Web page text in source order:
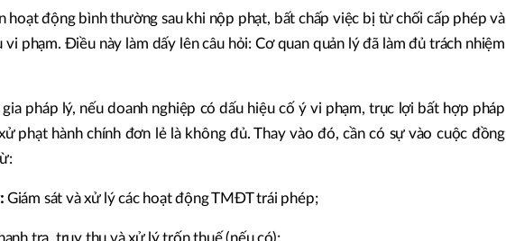
hoạt động bình thường sau khi nộp phạt, bất chấp việc bị từ chối cấp phép và
vi phạm. Điều này làm dấy lên câu hỏi: Cơ quan quản lý đã làm đủ trách nhiệm
pháp lý, nếu doanh nghiệp có dấu hiệu cố ý vi phạm, trục lợi bất hợp pháp
phạt hành chính đơn lẻ là không đủ. Thay vào đó, cần có sự vào cuộc đồng
Giám sát và xử lý các hoạt động TMĐT trái phép;
tra, truy thu và xử lý trốn thuế (nếu có);